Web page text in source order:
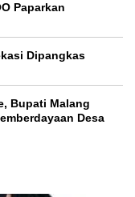
Paparkan
Dipangkas
Bupati Malang
Desa